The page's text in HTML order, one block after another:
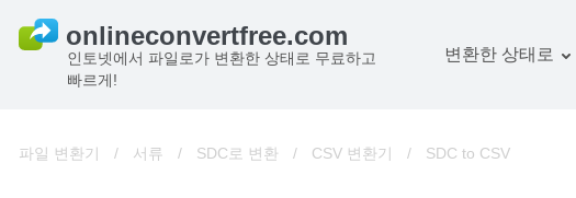
인토넷에서 파일로가 변환한 상태로 무료하고
빠르게!
변환한 상태로
그림 변환기
파일 변환기 / 서류 / SDC로 변환 / CSV 변환기 / SDC to CSV